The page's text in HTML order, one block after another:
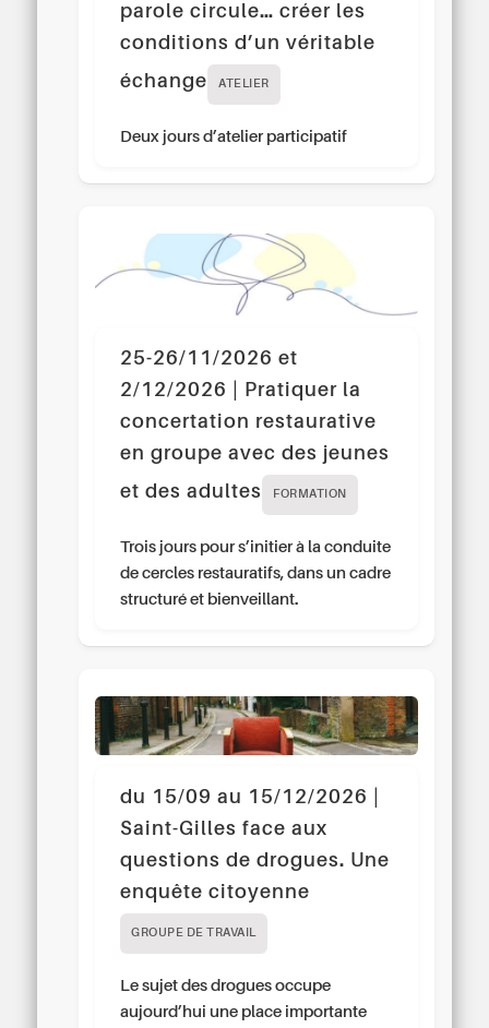
parole circule… créer les
conditions d’un véritable
échange
ATELIER
Deux jours d’atelier participatif
25-26/11/2026 et
2/12/2026 | Pratiquer la
concertation restaurative
en groupe avec des jeunes
et des adultes
FORMATION
Trois jours pour s’initier à la conduite
de cercles restauratifs, dans un cadre
structuré et bienveillant.
du 15/09 au 15/12/2026 |
Saint-Gilles face aux
questions de drogues. Une
enquête citoyenne
GROUPE DE TRAVAIL
Le sujet des drogues occupe
aujourd’hui une place importante